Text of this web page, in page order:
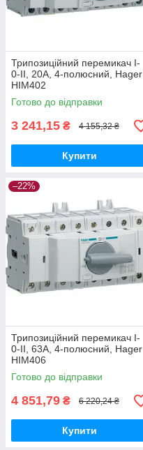
Трипозиційний перемикач I-
0-II, 20А, 4-полюсний, Hager
HIM402
Готово до відправки
3 241,15 ₴ 4 155,32 ₴
Купити
–22%
Трипозиційний перемикач I-
0-II, 63А, 4-полюсний, Hager
HIM406
Готово до відправки
4 851,79 ₴ 6 220,24 ₴
Купити